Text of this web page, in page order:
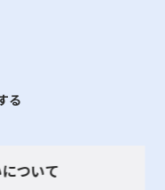
る
ついて